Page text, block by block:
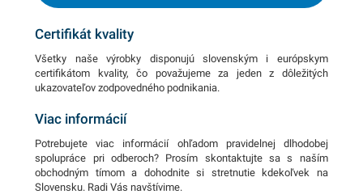
Certifikát kvality
Všetky naše výrobky disponujú slovenským i európskym
certifikátom kvality, čo považujeme za jeden z dôležitých
ukazovateľov zodpovedného podnikania.
Viac informácií
Potrebujete viac informácií ohľadom pravidelnej dlhodobej
spolupráce pri odberoch? Prosím skontaktujte sa s naším
obchodným tímom a dohodnite si stretnutie kdekoľvek na
Slovensku. Radi Vás navštívime.